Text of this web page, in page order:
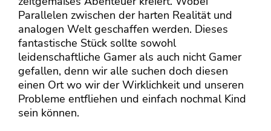
Parallelen zwischen der harten Realität und
analogen Welt geschaffen werden. Dieses
fantastische Stück sollte sowohl
leidenschaftliche Gamer als auch nicht Gamer
gefallen, denn wir alle suchen doch diesen
einen Ort wo wir der Wirklichkeit und unseren
Probleme entfliehen und einfach nochmal Kind
sein können.